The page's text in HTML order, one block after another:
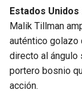
Estados
Malik Tillman
auténtico golazo
directo al ángulo
portero bosnio
acción.